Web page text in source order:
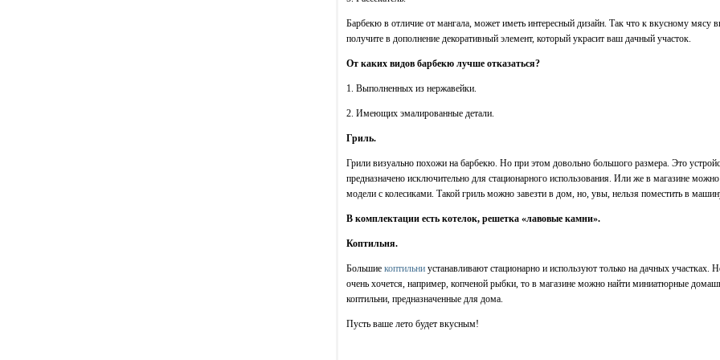
Барбекю в отличие от мангала, может иметь интересный дизайн. Так что к вкусному мясу
получите в дополнение декоративный элемент, который украсит ваш дачный участок.
От каких видов барбекю лучше отказаться?
1. Выполненных из нержавейки.
2. Имеющих эмалированные детали.
Гриль.
Грили визуально похожи на барбекю. Но при этом довольно большого размера. Это
предназначено исключительно для стационарного использования. Или же в магазине
модели с колесиками. Такой гриль можно завезти в дом, но, увы, нельзя поместить в
В комплектации есть котелок, решетка «лавовые камни».
Коптильня.
Большие коптильни устанавливают стационарно и используют только на дачных участках.
очень хочется, например, копченой рыбки, то в магазине можно найти миниатюрные
коптильни, предназначенные для дома.
Пусть ваше лето будет вкусным!